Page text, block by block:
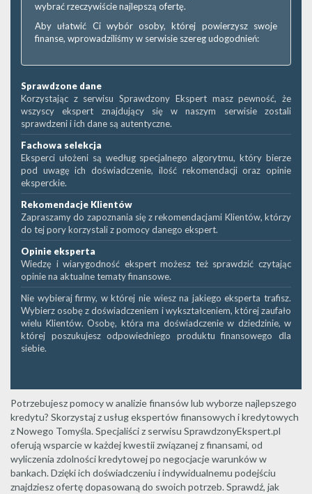
wybrać rzeczywiście najlepszą ofertę.
Aby ułatwić Ci wybór osoby, której powierzysz swoje
finanse, wprowadziliśmy w serwisie szereg udogodnień:
Sprawdzone dane
Korzystając z serwisu Sprawdzony Ekspert masz pewność, że
wszyscy ekspert znajdujący się w naszym serwisie zostali
sprawdzeni i ich dane są autentyczne.
Fachowa selekcja
Eksperci ułożeni są według specjalnego algorytmu, który bierze
pod uwagę ich doświadczenie, ilość rekomendacji oraz opinie
eksperckie.
Rekomendacje Klientów
Zapraszamy do zapoznania się z rekomendacjami Klientów, którzy
do tej pory korzystali z pomocy danego ekspert.
Opinie eksperta
Wiedzę i wiarygodność ekspert możesz też sprawdzić czytając
opinie na aktualne tematy finansowe.
Nie wybieraj firmy, w której nie wiesz na jakiego eksperta trafisz.
Wybierz osobę z doświadczeniem i wykształceniem, której zaufało
wielu Klientów. Osobę, która ma doświadczenie w dziedzinie, w
której poszukujesz odpowiedniego produktu finansowego dla
siebie.
Potrzebujesz pomocy w analizie finansów lub wyborze najlepszego
kredytu? Skorzystaj z usług ekspertów finansowych i kredytowych
z Nowego Tomyśla. Specjaliści z serwisu SprawdzonyEkspert.pl
oferują wsparcie w każdej kwestii związanej z finansami, od
wyliczenia zdolności kredytowej po negocjacje warunków w
bankach. Dzięki ich doświadczeniu i indywidualnemu podejściu
znajdziesz ofertę dopasowaną do swoich potrzeb. Sprawdź, jak